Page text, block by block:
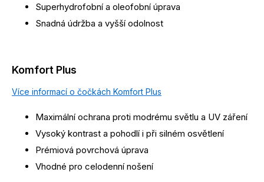
Superhydrofobní a oleofobní úprava
Snadná údržba a vyšší odolnost
Komfort Plus
Více informací o čočkách Komfort Plus
Maximální ochrana proti modrému světlu a UV záření
Vysoký kontrast a pohodlí i při silném osvětlení
Prémiová povrchová úprava
Vhodné pro celodenní nošení